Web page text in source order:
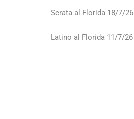
Serata al Florida 18/7/26
Latino al Florida 11/7/26